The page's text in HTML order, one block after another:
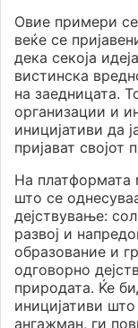
Овие примери
веќе се
дека секоја
вистинска
на заедницата.
организации и
иницијативи да
пријават својот
На платформата
што се
дејствување:
развој и
образование и
одговорно
природата. Ќе
иницијативи
ангажман, ги